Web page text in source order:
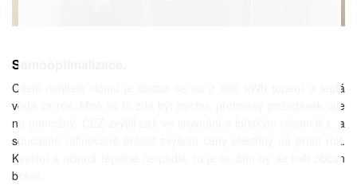
Samooptimalizace.
Cílem majitele domu je dostat se na 2 000 kWh topení a teplá
voda za rok. Mně se to zdá být trochu, přehnaný požadavek, ale
ne nemožný. ČEZ zvýšil zisk ve srovnání s loňským rokem 8 x, a
současně rafinovaně ohlásil zvýšení ceny elektřiny na příští rok.
Kvalitní a účinná tepelné čerpadla, to je to, čím by se měl občan
bránit.